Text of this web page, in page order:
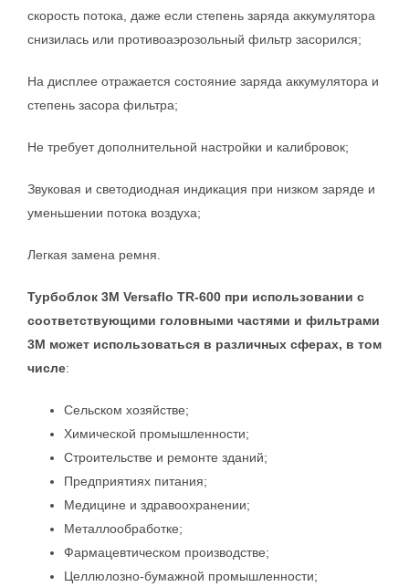
скорость потока, даже если степень заряда аккумулятора
снизилась или противоаэрозольный фильтр засорился;
На дисплее отражается состояние заряда аккумулятора и
степень засора фильтра;
Не требует дополнительной настройки и калибровок;
Звуковая и светодиодная индикация при низком заряде и
уменьшении потока воздуха;
Легкая замена ремня.
Турбоблок 3М Versaflo TR-600 при использовании с
соответствующими головными частями и фильтрами
3M может использоваться в различных сферах, в том
числе:
Сельском хозяйстве;
Химической промышленности;
Строительстве и ремонте зданий;
Предприятиях питания;
Медицине и здравоохранении;
Металлообработке;
Фармацевтическом производстве;
Целлюлозно-бумажной промышленности;